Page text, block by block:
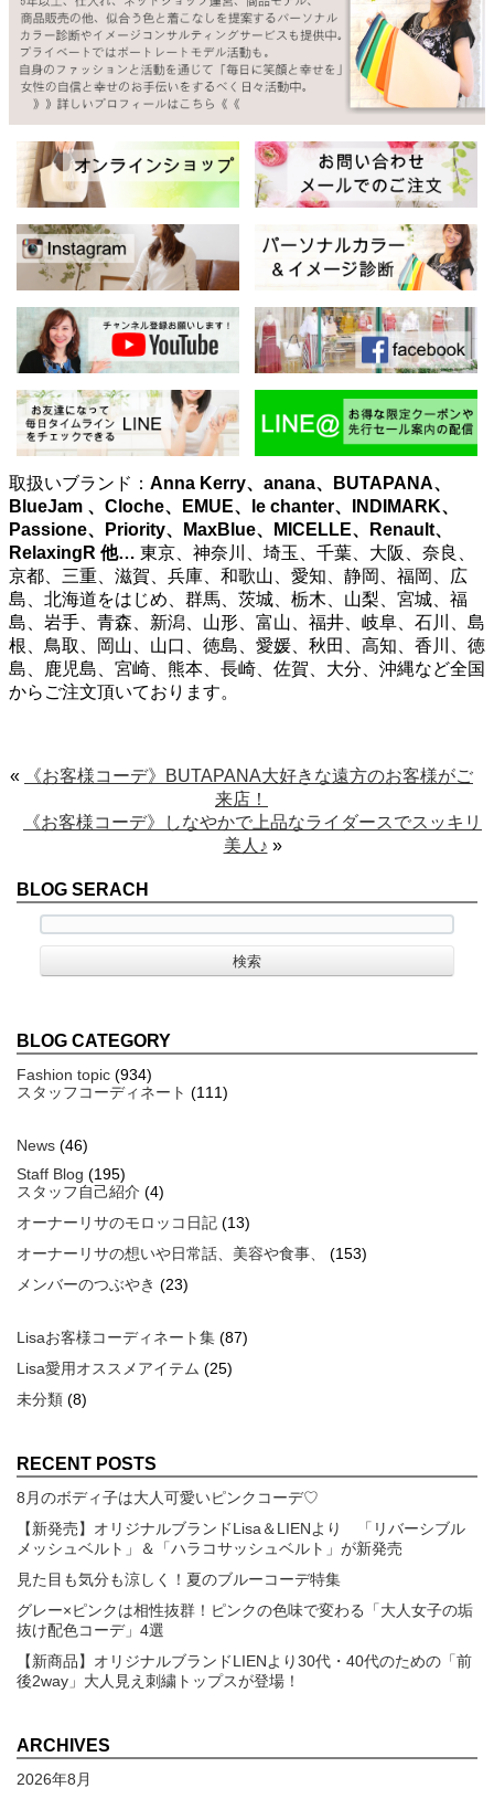
取扱いブランド： Anna Kerry、anana、BUTAPANA、
BlueJam 、Cloche、EMUE、le chanter、INDIMARK、
Passione、Priority、MaxBlue、MICELLE、Renault、
RelaxingR 他… 東京、神奈川、埼玉、千葉、大阪、奈良、
京都、三重、滋賀、兵庫、和歌山、愛知、静岡、福岡、広
島、北海道をはじめ、群馬、茨城、栃木、山梨、宮城、福
島、岩手、青森、新潟、山形、富山、福井、岐阜、石川、島
根、鳥取、岡山、山口、徳島、愛媛、秋田、高知、香川、徳
島、鹿児島、宮崎、熊本、長崎、佐賀、大分、沖縄など全国
からご注文頂いております。
«
《お客様コーデ》BUTAPANA大好きな遠方のお客様がご
来店！
《お客様コーデ》しなやかで上品なライダースでスッキリ
美人♪ »
BLOG SERACH
BLOG CATEGORY
Fashion topic (934)
スタッフコーディネート (111)
News (46)
Staff Blog (195)
スタッフ自己紹介 (4)
オーナーリサのモロッコ日記 (13)
オーナーリサの想いや日常話、美容や食事、
(153)
メンバーのつぶやき (23)
Lisaお客様コーディネート集 (87)
Lisa愛用オススメアイテム (25)
未分類 (8)
RECENT POSTS
8月のボディ子は大人可愛いピンクコーデ♡
【新発売】オリジナルブランドLisa＆LIENより 「リバーシブル
メッシュベルト」＆「ハラコサッシュベルト」が新発売
見た目も気分も涼しく！夏のブルーコーデ特集
グレー×ピンクは相性抜群！ピンクの色味で変わる「大人女子の垢
抜け配色コーデ」4選
【新商品】オリジナルブランドLIENより30代・40代のための「前
後2way」大人見え刺繍トップスが登場！
ARCHIVES
2026年8月